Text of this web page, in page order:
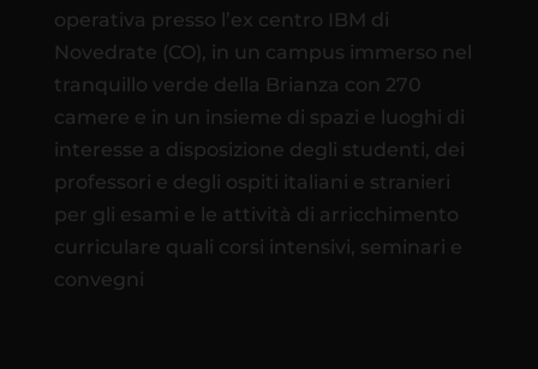
operativa presso l’ex centro IBM di
Novedrate (CO), in un campus immerso nel
tranquillo verde della Brianza con 270
camere e in un insieme di spazi e luoghi di
interesse a disposizione degli studenti, dei
professori e degli ospiti italiani e stranieri
per gli esami e le attività di arricchimento
curriculare quali corsi intensivi, seminari e
convegni